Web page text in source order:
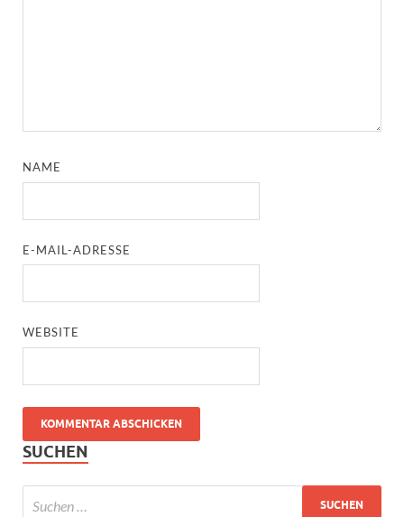
NAME
E-MAIL-ADRESSE
WEBSITE
SUCHEN